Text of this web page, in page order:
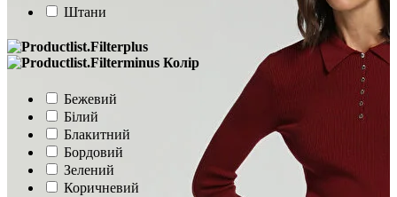
Штани
Колір
Бежевий
Білий
Блакитний
Бордовий
Зелений
Коричневий